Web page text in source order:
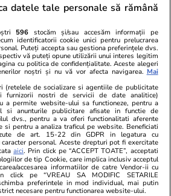
singură locul
de centimetri,
judecată și au
Flori care
dăunători
24 iul.
că au
datele tale personale să rămână
596 stocăm și/sau accesăm informații pe
identificatorii cookie unici pentru prelucrarea
Puteți accepta sau gestiona preferințele dvs.
vă puteți opune utilizării unui interes legitim
cu politica de confidențialitate. Aceste alegeri
noștri și nu vă vor afecta navigarea. Mai
(retelele de socializare si agentiile de publicitate
furnizorii nostri de servicii de date analitice)
a permite website-ului sa functioneze, pentru a
si anunturile publicitare afisate in functie de
dvs., pentru a va oferi functionalitati aferente
si pentru a analiza traficul pe website. Beneficiati
de art. 15-22 din GDPR in legatura cu
personal. Aceste drepturi pot fi exercitate
aici. Prin click pe “ACCEPT TOATE”, acceptati
de tip Cookie, care implica inclusiv acceptul
accesarea informatiilor de catre Vendor-ii cu
click pe “VREAU SA MODIFIC SETARILE
preferintele in mod individual, mai putin
necesare pentru functionarea website-ului.